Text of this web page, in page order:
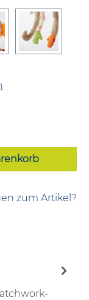
zum Artikel?